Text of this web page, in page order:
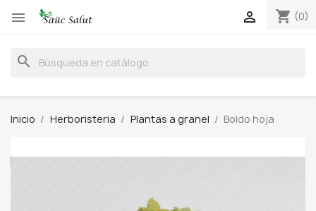
 shopping_cart (0)

search
Inicio Herboristeria Plantas a granel Boldo hoja